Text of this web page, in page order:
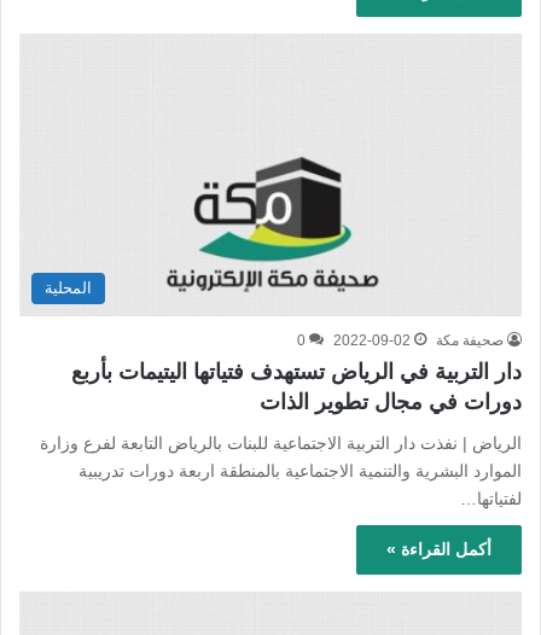
المحلية
صحيفة مكة 2022-09-02
0
دار التربية في الرياض تستهدف فتياتها اليتيمات بأربع
دورات في مجال تطوير الذات
الرياض | نفذت دار التربية الاجتماعية للبنات بالرياض التابعة لفرع وزارة
الموارد البشرية والتنمية الاجتماعية بالمنطقة اربعة دورات تدريبية
لفتياتها…
أكمل القراءة »